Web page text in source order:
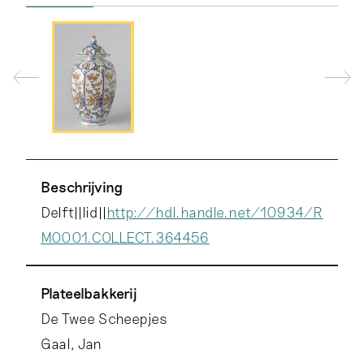
Beschrijving
Delft||lid||http://hdl.handle.net/10934/R
M0001.COLLECT.364456
Plateelbakkerij
De Twee Scheepjes
Gaal, Jan